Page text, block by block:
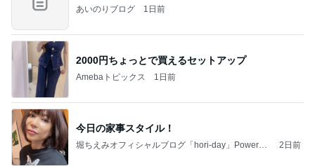
あいのりブログ 1日前
2000円ちょっとで買えるセットアップ
Amebaトピックス 1日前
今日の家事スタイル！
堀ちえみオフィシャルブログ「hori-day」Powered
2日前